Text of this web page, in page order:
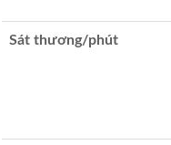
Sát thương/phút